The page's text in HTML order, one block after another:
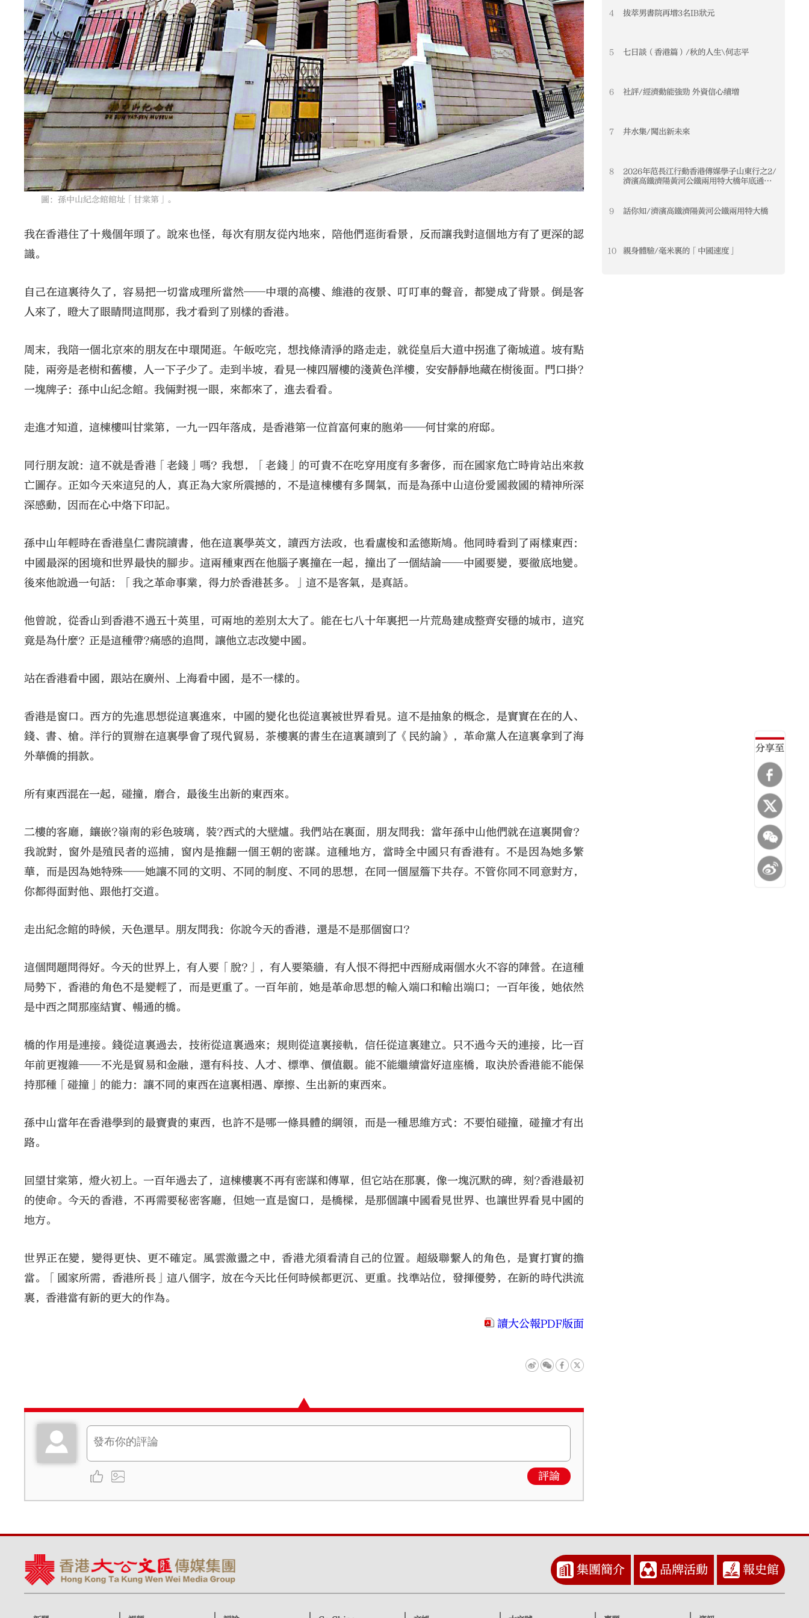
分享至
圖：孫中山紀念館館址「甘棠第」。
我在香港住了十幾個年頭了。說來也怪，每次有朋友從內地來，陪他們逛街看景，反而讓我對這個地方有了更深的認
識。
自己在這裏待久了，容易把一切當成理所當然──中環的高樓、維港的夜景、叮叮車的聲音，都變成了背景。倒是客
人來了，瞪大了眼睛問這問那，我才看到了別樣的香港。
周末，我陪一個北京來的朋友在中環閒逛。午飯吃完，想找條清淨的路走走，就從皇后大道中拐進了衛城道。坡有點
陡，兩旁是老樹和舊樓，人一下子少了。走到半坡，看見一棟四層樓的淺黃色洋樓，安安靜靜地藏在樹後面。門口掛?
一塊牌子：孫中山紀念館。我倆對視一眼，來都來了，進去看看。
走進才知道，這棟樓叫甘棠第，一九一四年落成，是香港第一位首富何東的胞弟──何甘棠的府邸。
同行朋友說：這不就是香港「老錢」嗎？我想，「老錢」的可貴不在吃穿用度有多奢侈，而在國家危亡時肯站出來救
亡圖存。正如今天來這兒的人，真正為大家所震撼的，不是這棟樓有多闊氣，而是為孫中山這份愛國救國的精神所深
深感動，因而在心中烙下印記。
孫中山年輕時在香港皇仁書院讀書，他在這裏學英文，讀西方法政，也看盧梭和孟德斯鳩。他同時看到了兩樣東西：
中國最深的困境和世界最快的腳步。這兩種東西在他腦子裏撞在一起，撞出了一個結論──中國要變，要徹底地變。
後來他說過一句話：「我之革命事業，得力於香港甚多。」這不是客氣，是真話。
他曾說，從香山到香港不過五十英里，可兩地的差別太大了。能在七八十年裏把一片荒島建成整齊安穩的城市，這究
竟是為什麼？正是這種帶?痛感的追問，讓他立志改變中國。
站在香港看中國，跟站在廣州、上海看中國，是不一樣的。
香港是窗口。西方的先進思想從這裏進來，中國的變化也從這裏被世界看見。這不是抽象的概念，是實實在在的人、
錢、書、槍。洋行的買辦在這裏學會了現代貿易，茶樓裏的書生在這裏讀到了《民約論》，革命黨人在這裏拿到了海
外華僑的捐款。
所有東西混在一起，碰撞，磨合，最後生出新的東西來。
二樓的客廳，鑲嵌?嶺南的彩色玻璃，裝?西式的大壁爐。我們站在裏面，朋友問我：當年孫中山他們就在這裏開會？
我說對，窗外是殖民者的巡捕，窗內是推翻一個王朝的密謀。這種地方，當時全中國只有香港有。不是因為她多繁
華，而是因為她特殊──她讓不同的文明、不同的制度、不同的思想，在同一個屋簷下共存。不管你同不同意對方，
你都得面對他、跟他打交道。
走出紀念館的時候，天色還早。朋友問我：你說今天的香港，還是不是那個窗口？
這個問題問得好。今天的世界上，有人要「脫?」，有人要築牆，有人恨不得把中西掰成兩個水火不容的陣營。在這種
局勢下，香港的角色不是變輕了，而是更重了。一百年前，她是革命思想的輸入端口和輸出端口；一百年後，她依然
是中西之間那座結實、暢通的橋。
橋的作用是連接。錢從這裏過去，技術從這裏過來；規則從這裏接軌，信任從這裏建立。只不過今天的連接，比一百
年前更複雜──不光是貿易和金融，還有科技、人才、標準、價值觀。能不能繼續當好這座橋，取決於香港能不能保
持那種「碰撞」的能力：讓不同的東西在這裏相遇、摩擦、生出新的東西來。
孫中山當年在香港學到的最寶貴的東西，也許不是哪一條具體的綱領，而是一種思維方式：不要怕碰撞，碰撞才有出
路。
回望甘棠第，燈火初上。一百年過去了，這棟樓裏不再有密謀和傳單，但它站在那裏，像一塊沉默的碑，刻?香港最初
的使命。今天的香港，不再需要秘密客廳，但她一直是窗口，是橋樑，是那個讓中國看見世界、也讓世界看見中國的
地方。
世界正在變，變得更快、更不確定。風雲激盪之中，香港尤須看清自己的位置。超級聯繫人的角色，是實打實的擔
當。「國家所需，香港所長」這八個字，放在今天比任何時候都更沉、更重。找準站位，發揮優勢，在新的時代洪流
裏，香港當有新的更大的作為。
讀大公報PDF版面
評論
4 拔萃男書院再增3名IB狀元
5 七日談（香港篇）/秋的人生\何志平
6 社評/經濟動能強勁 外資信心續增
7 井水集/闖出新未來
8
2026年范長江行動香港傳媒學子山東行之2/
濟濱高鐵濟陽黃河公鐵兩用特大橋年底通車
9 話你知/濟濱高鐵濟陽黃河公鐵兩用特大橋
10 親身體驗/毫米裏的「中國速度」
集團簡介 品牌活動 報史館